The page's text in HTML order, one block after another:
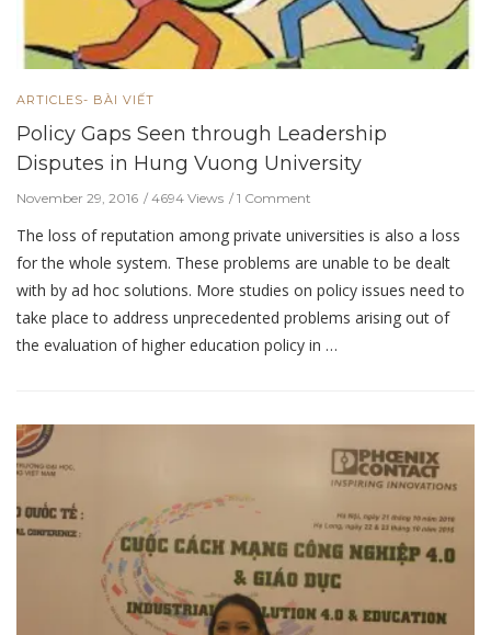
ARTICLES- BÀI VIẾT
Policy Gaps Seen through Leadership
Disputes in Hung Vuong University
November 29, 2016 4694 Views 1 Comment
The loss of reputation among private universities is also a loss
for the whole system. These problems are unable to be dealt
with by ad hoc solutions. More studies on policy issues need to
take place to address unprecedented problems arising out of
the evaluation of higher education policy in …